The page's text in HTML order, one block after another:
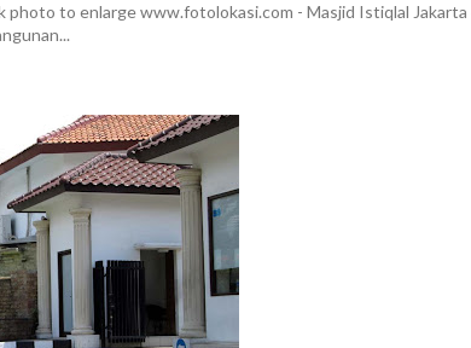
photo to enlarge www.fotolokasi.com - Masjid Istiqlal